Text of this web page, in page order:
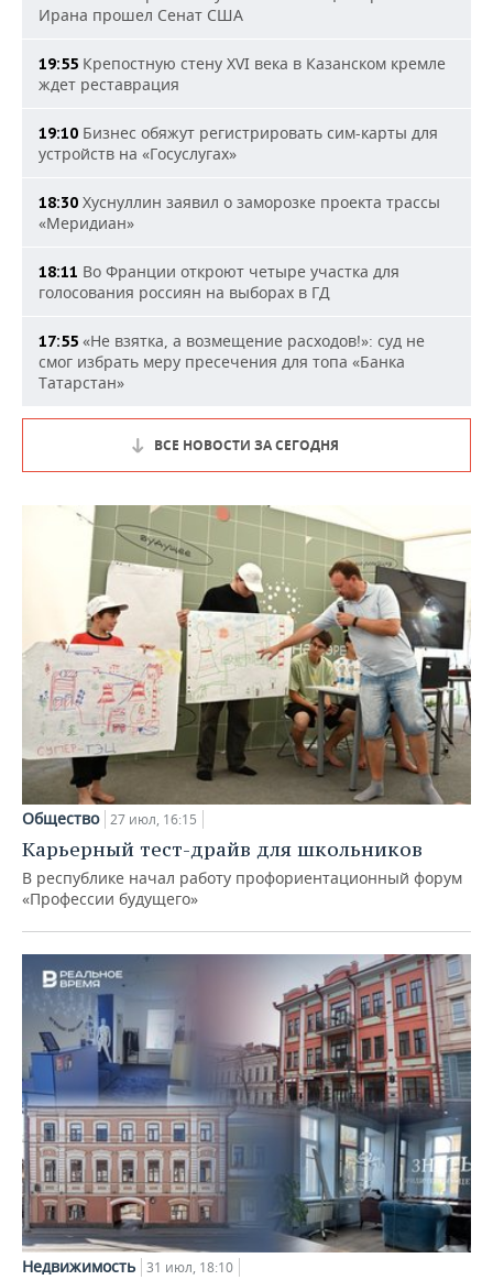
Ирана прошел Сенат США
19:55 Крепостную стену XVI века в Казанском кремле
ждет реставрация
19:10 Бизнес обяжут регистрировать сим-карты для
устройств на «Госуслугах»
18:30 Хуснуллин заявил о заморозке проекта трассы
«Меридиан»
18:11 Во Франции откроют четыре участка для
голосования россиян на выборах в ГД
17:55 «Не взятка, а возмещение расходов!»: суд не
смог избрать меру пресечения для топа «Банка
Татарстан»
ВСЕ НОВОСТИ ЗА СЕГОДНЯ
Общество 27 июл, 16:15
Карьерный тест-драйв для школьников
В республике начал работу профориентационный форум
«Профессии будущего»
Недвижимость 31 июл, 18:10